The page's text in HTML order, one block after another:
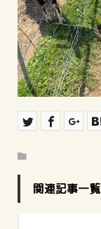
関連記事一覧